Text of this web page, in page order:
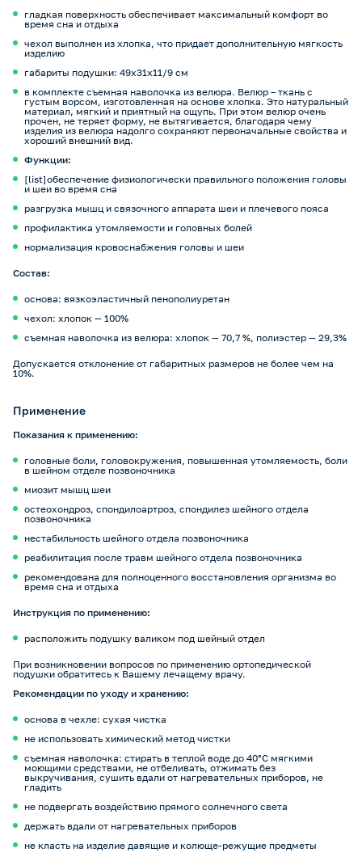
гладкая поверхность обеспечивает максимальный комфорт во
время сна и отдыха
чехол выполнен из хлопка, что придает дополнительную мягкость
изделию
габариты подушки: 49х31х11/9 см
в комплекте съемная наволочка из велюра. Велюр – ткань с
густым ворсом, изготовленная на основе хлопка. Это натуральный
материал, мягкий и приятный на ощупь. При этом велюр очень
прочен, не теряет форму, не вытягивается, благодаря чему
изделия из велюра надолго сохраняют первоначальные свойства и
хороший внешний вид.
Функции:
[list]обеспечение физиологически правильного положения головы
и шеи во время сна
разгрузка мышц и связочного аппарата шеи и плечевого пояса
профилактика утомляемости и головных болей
нормализация кровоснабжения головы и шеи
Состав:
основа: вязкоэластичный пенополиуретан
чехол: хлопок — 100%
съемная наволочка из велюра: хлопок — 70,7 %, полиэстер — 29,3%
Допускается отклонение от габаритных размеров не более чем на
10%.
Применение
Показания к применению:
головные боли, головокружения, повышенная утомляемость, боли
в шейном отделе позвоночника
миозит мышц шеи
остеохондроз, спондилоартроз, спондилез шейного отдела
позвоночника
нестабильность шейного отдела позвоночника
реабилитация после травм шейного отдела позвоночника
рекомендована для полноценного восстановления организма во
время сна и отдыха
Инструкция по применению:
расположить подушку валиком под шейный отдел
При возникновении вопросов по применению ортопедической
подушки обратитесь к Вашему лечащему врачу.
Рекомендации по уходу и хранению:
основа в чехле: сухая чистка
не использовать химический метод чистки
съемная наволочка: стирать в теплой воде до 40°С мягкими
моющими средствами, не отбеливать, отжимать без
выкручивания, сушить вдали от нагревательных приборов, не
гладить
не подвергать воздействию прямого солнечного света
держать вдали от нагревательных приборов
не класть на изделие давящие и колюще-режущие предметы